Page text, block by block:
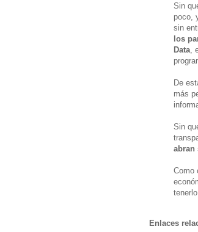
Sin
poco,
sin
los
Data,
De
más
Sin
abran
Como
Enlaces